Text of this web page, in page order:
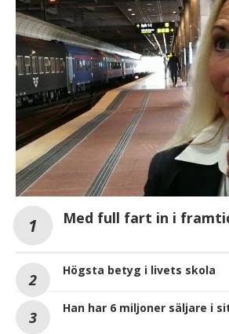
Med full fart in i
Högsta betyg i livets skola
Han har 6 miljoner säljare i